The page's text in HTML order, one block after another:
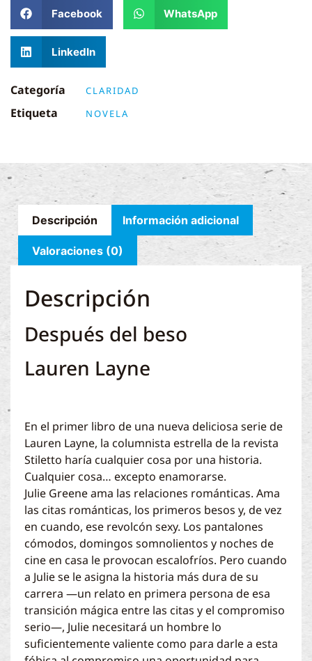
Facebook WhatsApp
LinkedIn
Categoría CLARIDAD
Etiqueta NOVELA
Descripción Información adicional
Valoraciones (0)
Descripción
Después del beso
Lauren Layne
En el primer libro de una nueva deliciosa serie de
Lauren Layne, la columnista estrella de la revista
Stiletto haría cualquier cosa por una historia.
Cualquier cosa… excepto enamorarse.
Julie Greene ama las relaciones románticas. Ama
las citas románticas, los primeros besos y, de vez
en cuando, ese revolcón sexy. Los pantalones
cómodos, domingos somnolientos y noches de
cine en casa le provocan escalofríos. Pero cuando
a Julie se le asigna la historia más dura de su
carrera —un relato en primera persona de esa
transición mágica entre las citas y el compromiso
serio—, Julie necesitará un hombre lo
suficientemente valiente como para darle a esta